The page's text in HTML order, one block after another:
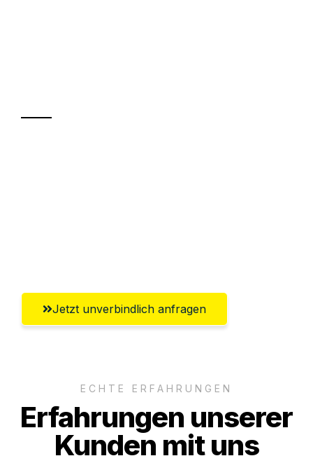
Jetzt unverbindlich anfragen
ECHTE ERFAHRUNGEN
Erfahrungen unserer
Kunden mit uns